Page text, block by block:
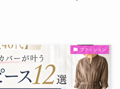
ファッション